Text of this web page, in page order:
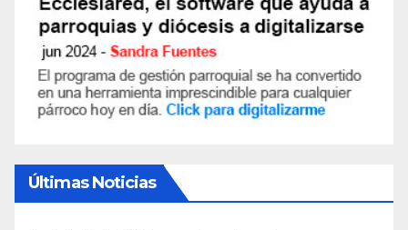
Últimas Noticias